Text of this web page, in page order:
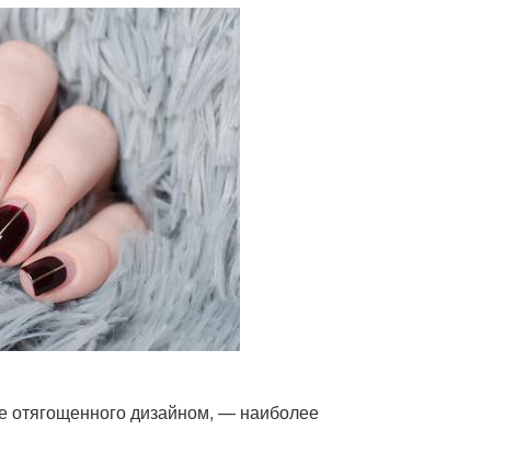
отягощенного дизайном, — наиболее